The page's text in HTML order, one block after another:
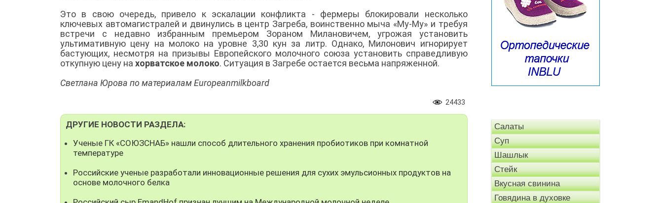
Это в свою очередь, привело к эскалации конфликта - фермеры блокировали несколько
ключевых автомагистралей и двинулись в центр Загреба, воинственно мыча «Му-Му» и требуя
встречи с недавно избранным премьером Зораном Милановичем, угрожая установить
ультимативную цену на молоко на уровне 3,30 кун за литр. Однако, Милонович игнорирует
бастующих, несмотря на призывы Европейского молочного союза установить справедливую
откупную цену на хорватское молоко. Ситуация в Загребе остается весьма напряженной.
Светлана Юрова по материалам Europeanmilkboard
24433
ДРУГИЕ НОВОСТИ РАЗДЕЛА:
Ученые ГК «СОЮЗСНАБ» нашли способ длительного хранения пробиотиков при комнатной
температуре
Российские ученые разработали инновационные решения для сухих эмульсионных продуктов на
основе молочного белка
Салаты
Суп
Шашлык
Стейк
Вкусная свинина
Говядина в духовке